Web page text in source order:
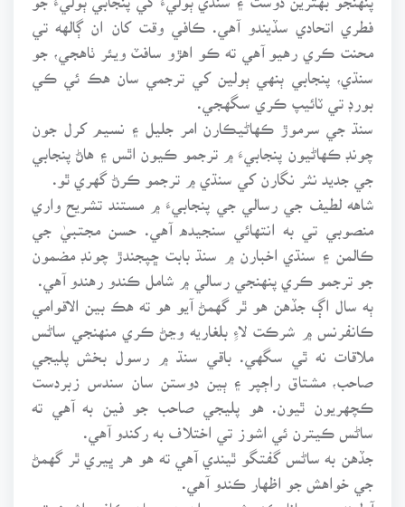
فطري اتحادي سڏيندو آهي. ڪافي وقت کان ان ڳالهه تي
محنت ڪري رهيو آهي ته ڪو اهڙو سافٽ ويئر ٺاهجي، جو
سنڌي، پنجابي ٻنهي ٻولين کي ترجمي سان هڪ ئي ڪي
بورڊ تي ٽائيپ ڪري سگهجي.
سنڌ جي سرموڙ ڪهاڻيڪارن امر جليل ۽ نسيم کرل جون
چونڊ ڪهاڻيون پنجابيءَ ۾ ترجمو ڪيون اٿس ۽ هاڻ پنجابي
جي جديد نثر نگارن کي سنڌي ۾ ترجمو ڪرڻ گهري ٿو.
شاهه لطيف جي رسالي جي پنجابيءَ ۾ مستند تشريح واري
منصوبي تي به انتهائي سنجيده آهي. حسن مجتبيٰ جي
ڪالمن ۽ سنڌي اخبارن ۾ سنڌ بابت ڇپجندڙ چونڊ مضمون
جو ترجمو ڪري پنهنجي رسالي ۾ شامل ڪندو رهندو آهي.
ٻه سال اڳ جڏهن هو ٿر گهمڻ آيو هو ته هڪ بين الاقوامي
ڪانفرنس ۾ شرڪت لاءِِ بلغاريه وڃڻ ڪري منهنجي ساڻس
ملاقات نه ٿي سگهي. باقي سنڌ ۾ رسول بخش پليجي
صاحب، مشتاق راڄپر ۽ ٻين دوستن سان سندس زبردست
ڪچهريون ٿيون. هو پليجي صاحب جو فين به آهي ته
ساڻس ڪيترن ئي اشوز تي اختلاف به رکندو آهي.
جڏهن به ساڻس گفتگو ٿيندي آهي ته هو هر ڀيري ٿر گهمڻ
جي خواهش جو اظهار ڪندو آهي.
آرلينڊو ۾ سانا ڪنويشن دوران هن سان ڪافي اشوز تي